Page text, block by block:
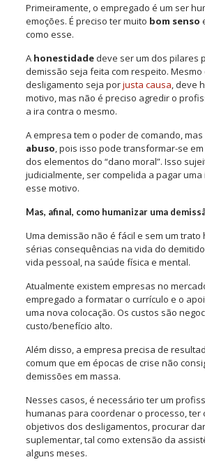
Primeiramente, o empregado é um ser
emoções. É preciso ter muito bom senso
como esse.
A honestidadedeve ser um dos pilares
demissão seja feita com respeito. Mesmo
desligamento seja porjusta causa, deve
motivo, mas não é preciso agredir o
a ira contra o mesmo.
A empresa tem o poder de comando,
abuso, pois isso pode transformar-se
dos elementos do “dano moral”. Isso
judicialmente, ser compelida a pagar
esse motivo.
Mas, afinal, como humanizar uma
Uma demissão não é fácil e sem um
sérias consequências na vida do
vida pessoal, na saúde física e mental.
Atualmente existem empresas no
empregado a formatar o currículo e o
uma nova colocação. Os custos são
custo/benefício alto.
Além disso, a empresa precisa de
comum que em épocas de crise não
demissões em massa.
Nesses casos, é necessário ter um
humanas para coordenar o processo, ter
objetivos dos desligamentos, procurar
suplementar, tal como extensão da
alguns meses.